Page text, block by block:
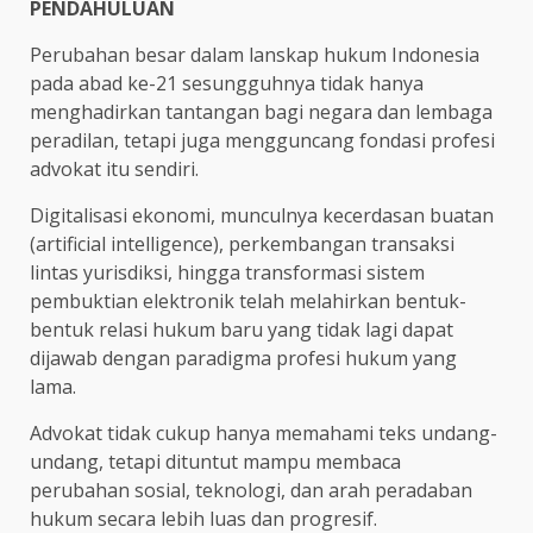
PENDAHULUAN
Perubahan besar dalam lanskap hukum Indonesia
pada abad ke-21 sesungguhnya tidak hanya
menghadirkan tantangan bagi negara dan lembaga
peradilan, tetapi juga mengguncang fondasi profesi
advokat itu sendiri.
Digitalisasi ekonomi, munculnya kecerdasan buatan
(artificial intelligence), perkembangan transaksi
lintas yurisdiksi, hingga transformasi sistem
pembuktian elektronik telah melahirkan bentuk-
bentuk relasi hukum baru yang tidak lagi dapat
dijawab dengan paradigma profesi hukum yang
lama.
Advokat tidak cukup hanya memahami teks undang-
undang, tetapi dituntut mampu membaca
perubahan sosial, teknologi, dan arah peradaban
hukum secara lebih luas dan progresif.